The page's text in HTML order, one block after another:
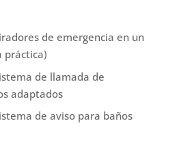
de emergencia en un
práctica)
de llamada de
adaptados
de aviso para baños